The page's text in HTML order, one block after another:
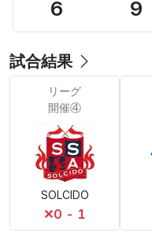
6 9
試合結果
リーグ
開催④
SOLCIDO
✕0 - 1